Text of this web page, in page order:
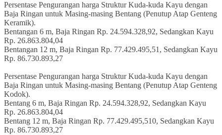
Persentase Pengurangan harga Struktur Kuda-kuda Kayu dengan
Baja Ringan untuk Masing-masing Bentang (Penutup Atap Genteng
Keramik).
Bentangan 6 m, Baja Ringan Rp. 24.594.328,92, Sedangkan Kayu
Rp. 26.863.804,04
Bentangan 12 m, Baja Ringan Rp. 77.429.495,51, Sedangkan Kayu
Rp. 86.730.893,27
Persentase Pengurangan harga Struktur Kuda-kuda Kayu dengan
Baja Ringan untuk Masing-masing Bentang (Penutup Atap Genteng
Kodok).
Bentang 6 m, Baja Ringan Rp. 24.594.328,92, Sedangkan Kayu
Rp. 26.863.804,04
Bentang 12 m, Baja Ringan Rp. 77.429.495,510, Sedangkan Kayu
Rp. 86.730.893,27